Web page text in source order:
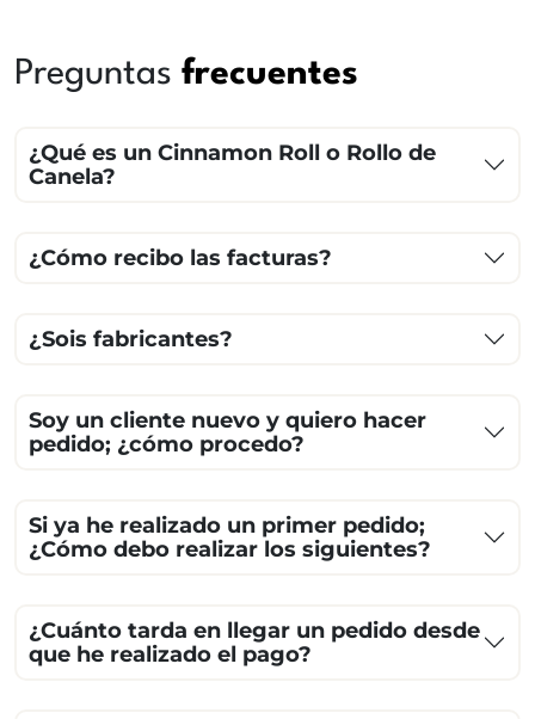
Preguntas frecuentes
¿Qué es un Cinnamon Roll o Rollo de
Canela?
¿Cómo recibo las facturas?
¿Sois fabricantes?
Soy un cliente nuevo y quiero hacer
pedido; ¿cómo procedo?
Si ya he realizado un primer pedido;
¿Cómo debo realizar los siguientes?
¿Cuánto tarda en llegar un pedido desde
que he realizado el pago?